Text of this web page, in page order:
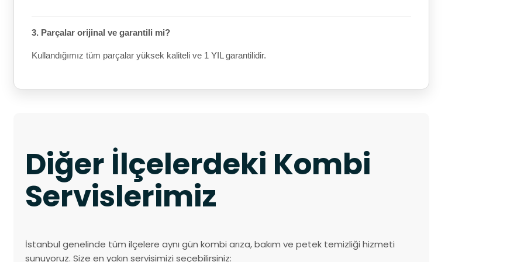
3. Parçalar orijinal ve garantili mi?
Kullandığımız tüm parçalar yüksek kaliteli ve 1 YIL garantilidir.
Diğer İlçelerdeki Kombi
Servislerimiz
İstanbul genelinde tüm ilçelere aynı gün kombi arıza, bakım ve petek temizliği hizmeti
sunuyoruz. Size en yakın servisimizi seçebilirsiniz: